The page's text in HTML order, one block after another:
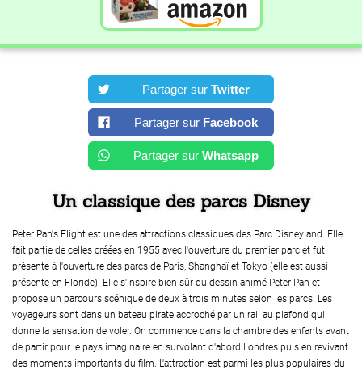
Partager sur Twitter
Partager sur Facebook
Partager sur Whatsapp
Un classique des parcs Disney
Peter Pan's Flight est une des attractions classiques des Parc Disneyland. Elle
fait partie de celles créées en 1955 avec l'ouverture du premier parc et fut
présente à l'ouverture des parcs de Paris, Shanghaï et Tokyo (elle est aussi
présente en Floride). Elle s'inspire bien sûr du dessin animé Peter Pan et
propose un parcours scénique de deux à trois minutes selon les parcs. Les
voyageurs sont dans un bateau pirate accroché par un rail au plafond qui
donne la sensation de voler. On commence dans la chambre des enfants avant
de partir pour le pays imaginaire en survolant d'abord Londres puis en revivant
des moments importants du film. L'attraction est parmi les plus populaires du